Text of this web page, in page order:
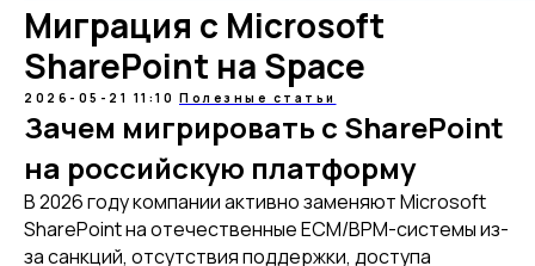
Миграция с Microsoft
SharePoint на Space
2026-05-21 11:10 Полезные статьи
Зачем мигрировать с SharePoint
на российскую платформу
В 2026 году компании активно заменяют Microsoft
SharePoint на отечественные ECM/BPM-системы из-
за санкций, отсутствия поддержки, доступа